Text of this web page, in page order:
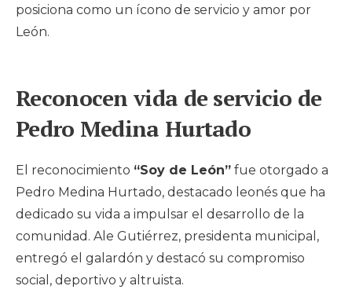
posiciona como un ícono de servicio y amor por
León.
Reconocen vida de servicio de
Pedro Medina Hurtado
El reconocimiento “Soy de León” fue otorgado a
Pedro Medina Hurtado, destacado leonés que ha
dedicado su vida a impulsar el desarrollo de la
comunidad. Ale Gutiérrez, presidenta municipal,
entregó el galardón y destacó su compromiso
social, deportivo y altruista.